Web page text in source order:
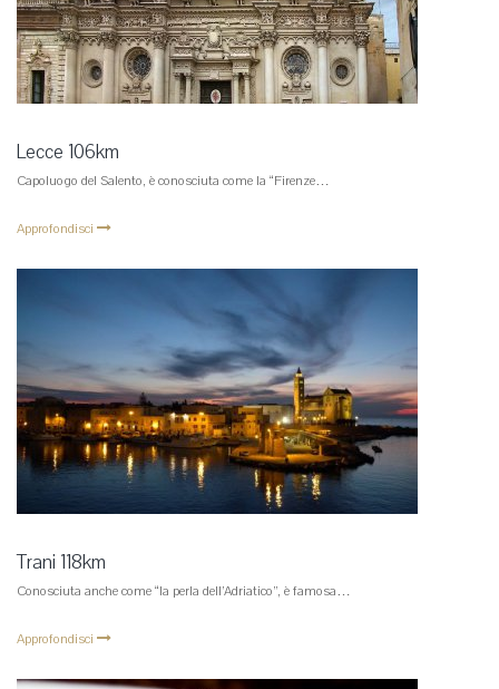
Lecce 106km
Capoluogo del Salento, è conosciuta come la “Firenze…
Approfondisci
Trani 118km
Conosciuta anche come “la perla dell’Adriatico”, è famosa…
Approfondisci